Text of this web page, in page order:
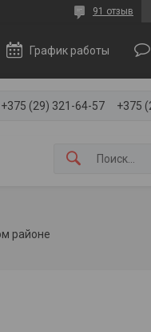
91 отзыв
График работы
+375 (29) 321-64-57 +375
районе